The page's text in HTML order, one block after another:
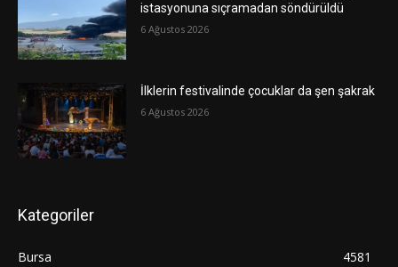
istasyonuna sıçramadan söndürüldü
6 Ağustos 2026
İlklerin festivalinde çocuklar da şen şakrak
6 Ağustos 2026
Kategoriler
Bursa
4581